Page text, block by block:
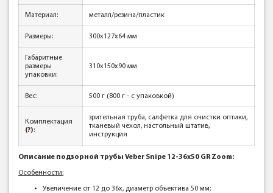
Материал: металл/резина/пластик
Размеры: 300x127x64 мм
Габаритные
размеры
упаковки:
310х150х90 мм
Вес: 500 г (800 г - с упаковкой)
Комплектация
(?):
зрительная труба, салфетка для очистки оптики,
тканевый чехол, настольный штатив,
инструкция
Описание подзорной трубы Veber Snipe 12-36x50 GR Zoom​:
Особенности:
Увеличение от 12 до 36x, диаметр объектива 50 мм;